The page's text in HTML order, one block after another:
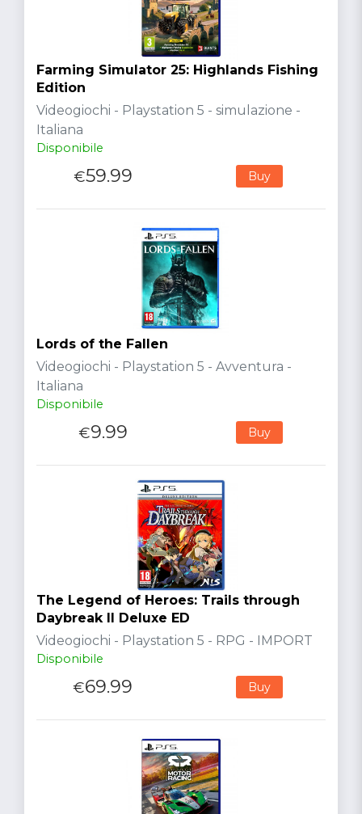
Farming Simulator 25: Highlands Fishing
Edition
Videogiochi - Playstation 5 - simulazione -
Italiana
Disponibile
€59.99 Buy
Lords of the Fallen
Videogiochi - Playstation 5 - Avventura -
Italiana
Disponibile
€9.99 Buy
The Legend of Heroes: Trails through
Daybreak II Deluxe ED
Videogiochi - Playstation 5 - RPG - IMPORT
Disponibile
€69.99 Buy